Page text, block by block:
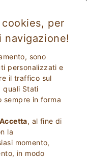
per
navigazione!
sono
personalizzati e
il traffico sul
quali Stati
in forma
Accetta, al fine di
la
momento,
in modo
27 Posti Letto
PRENOTA
Eccellente
9.2